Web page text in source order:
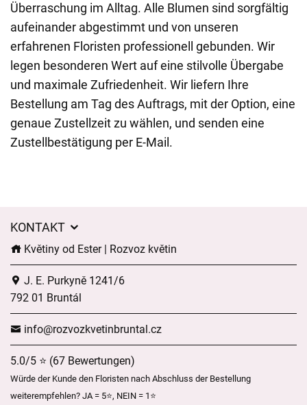
Überraschung im Alltag. Alle Blumen sind sorgfältig
aufeinander abgestimmt und von unseren
erfahrenen Floristen professionell gebunden. Wir
legen besonderen Wert auf eine stilvolle Übergabe
und maximale Zufriedenheit. Wir liefern Ihre
Bestellung am Tag des Auftrags, mit der Option, eine
genaue Zustellzeit zu wählen, und senden eine
Zustellbestätigung per E-Mail.
KONTAKT
Květiny od Ester | Rozvoz květin
J. E. Purkyně 1241/6
792 01 Bruntál
info@rozvozkvetinbruntal.cz
5.0/5 ⭐ (67 Bewertungen)
Würde der Kunde den Floristen nach Abschluss der Bestellung
weiterempfehlen? JA = 5⭐, NEIN = 1⭐